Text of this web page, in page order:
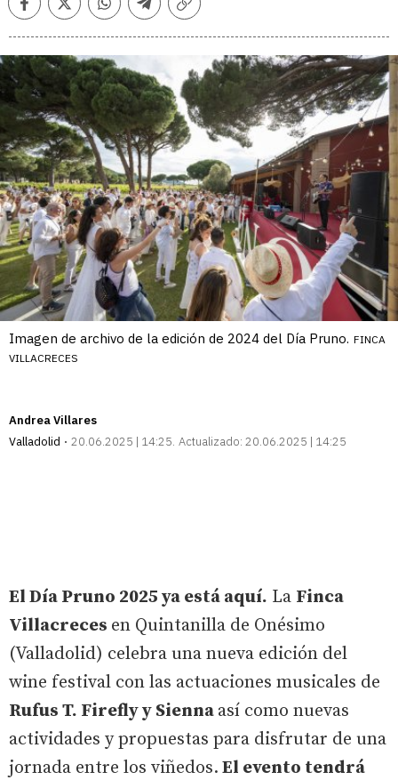
FacebookTwitterWhatsappTelegramCopiar
Imagen de archivo de la edición de 2024 del Día Pruno. FINCA
VILLACRECES
Andrea Villares
Valladolid
20.06.2025 | 14:25 Actualizado: 20.06.2025 | 14:25
El Día Pruno 2025 ya está aquí. La Finca
Villacreces en Quintanilla de Onésimo
(Valladolid) celebra una nueva edición del
wine festival con las actuaciones musicales de
Rufus T. Firefly y Siennaasí como nuevas
actividades y propuestas para disfrutar de una
jornada entre los viñedos. El evento tendrá